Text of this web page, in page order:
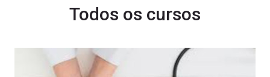
Todos os cursos